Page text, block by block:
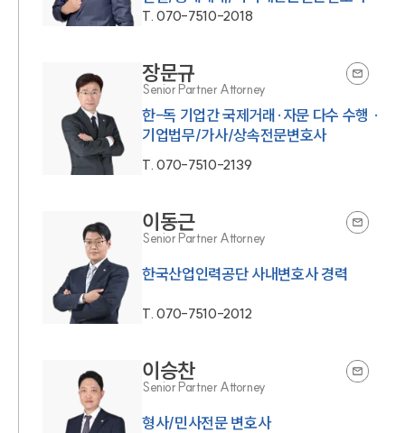
T.070-7510-2018
장문규
Senior Partner Attorney
한-독 기업간 국제거래·자문 다수 수행 ·
기업법무/가사/상속전문변호사
T.070-7510-2139
이동근
Senior Partner Attorney
한국산업인력공단 사내변호사 경력
T.070-7510-2012
이승찬
Senior Partner Attorney
형사/민사전문 변호사